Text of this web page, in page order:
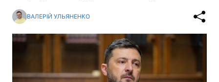
ВАЛЕРІЙ УЛЬЯНЕНКО